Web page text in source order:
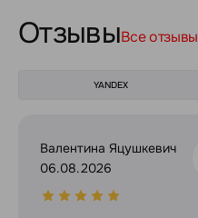
ОтзывыВсе отзывы
YANDEX
Валентина Яцушкевич
06.08.2026